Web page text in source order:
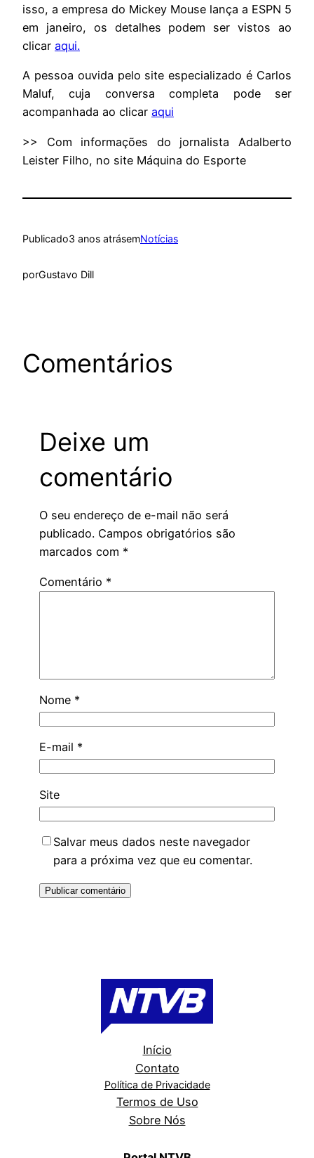
isso, a empresa do Mickey Mouse lança a ESPN 5
em janeiro, os detalhes podem ser vistos ao
clicar aqui.
A pessoa ouvida pelo site especializado é Carlos
Maluf, cuja conversa completa pode ser
acompanhada ao clicar aqui
>> Com informações do jornalista Adalberto
Leister Filho, no site Máquina do Esporte
Publicado3 anos atrásemNotícias
porGustavo Dill
Comentários
Deixe um
comentário
O seu endereço de e-mail não será
publicado. Campos obrigatórios são
marcados com *
Comentário *
Nome *
E-mail *
Site
Salvar meus dados neste navegador
para a próxima vez que eu comentar.
Início
Contato
Política de Privacidade
Termos de Uso
Sobre Nós